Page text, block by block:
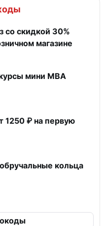
со скидкой 30%
магазине
мини MBA
1250 ₽ на первую
кольца